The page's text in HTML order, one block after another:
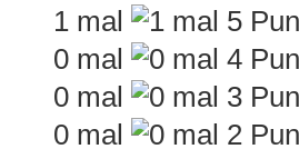
1 mal
0 mal
0 mal
0 mal